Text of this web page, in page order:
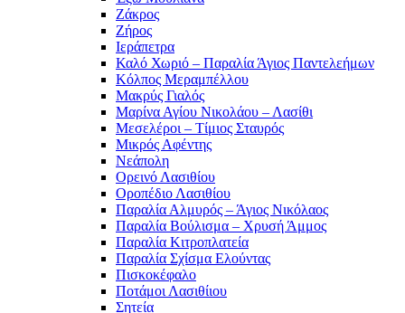
Ζάκρος
Ζήρος
Ιεράπετρα
Καλό Χωριό – Παραλία Άγιος Παντελεήμων
Κόλπος Μεραμπέλλου
Μακρύς Γιαλός
Μαρίνα Αγίου Νικολάου – Λασίθι
Μεσελέροι – Τίμιος Σταυρός
Μικρός Αφέντης
Νεάπολη
Ορεινό Λασιθίου
Οροπέδιο Λασιθίου
Παραλία Αλμυρός – Άγιος Νικόλαος
Παραλία Βούλισμα – Χρυσή Άμμος
Παραλία Κιτροπλατεία
Παραλία Σχίσμα Ελούντας
Πισκοκέφαλο
Ποτάμοι Λασιθίιου
Σητεία